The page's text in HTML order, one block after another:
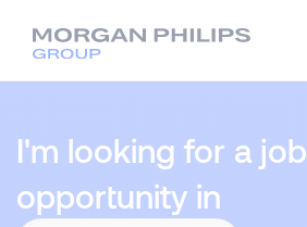
I'm looking for a job
opportunity in